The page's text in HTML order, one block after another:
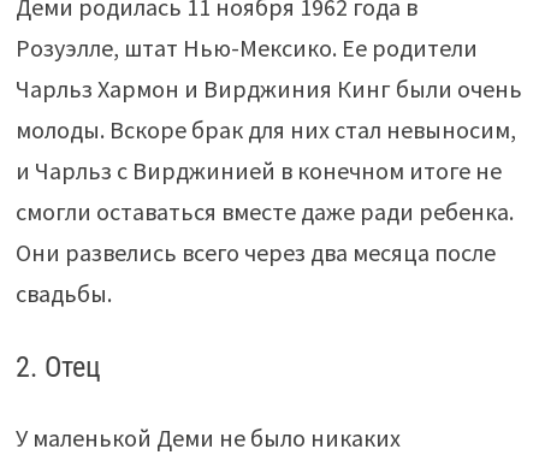
Деми родилась 11 ноября 1962 года в
Розуэлле, штат Нью-Мексико. Ее родители
Чарльз Хармон и Вирджиния Кинг были очень
молоды. Вскоре брак для них стал невыносим,
и Чарльз с Вирджинией в конечном итоге не
смогли оставаться вместе даже ради ребенка.
Они развелись всего через два месяца после
свадьбы.
2. Отец
У маленькой Деми не было никаких